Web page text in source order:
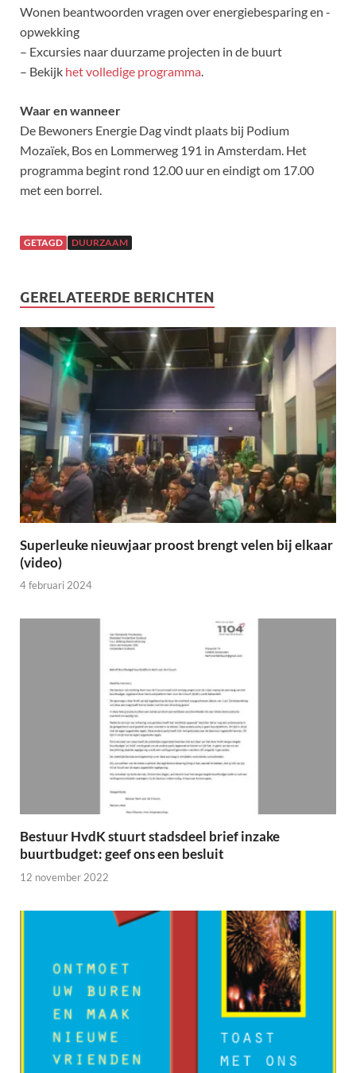
Wonen beantwoorden vragen over energiebesparing en -
opwekking
– Excursies naar duurzame projecten in de buurt
– Bekijk het volledige programma
Waar en wanneer
De Bewoners Energie Dag vindt plaats bij Podium
Mozaïek, Bos en Lommerweg 191 in Amsterdam. Het
programma begint rond 12.00 uur en eindigt om 17.00
met een borrel.
GETAGD DUURZAAM
GERELATEERDE BERICHTEN
Superleuke nieuwjaar proost brengt velen bij elkaar
(video)
4 februari 2024
Bestuur HvdK stuurt stadsdeel brief inzake
buurtbudget: geef ons een besluit
12 november 2022